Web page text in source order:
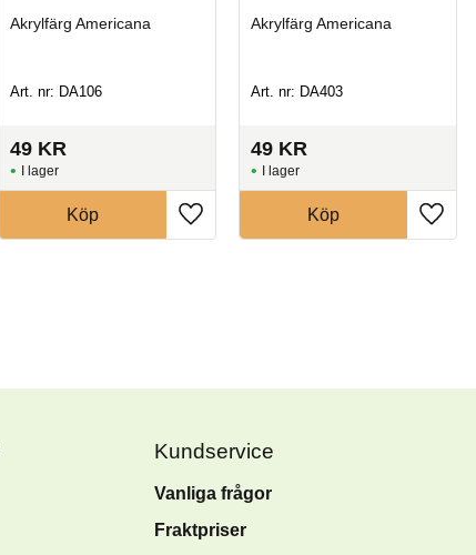
Akrylfärg Americana
Art. nr: DA106
49 KR
I lager
Köp
Akrylfärg Americana
Art. nr: DA403
49 KR
I lager
Köp
Kundservice
Vanliga frågor
Fraktpriser